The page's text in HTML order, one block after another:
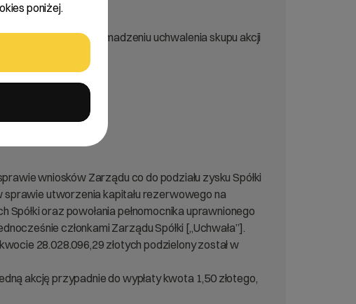
Walnemu Zgromadzeniu uchwalenia skupu akcji
wniosków Zarządu co do podziału zysku Spółki
utworzenia kapitału rezerwowego na
Spółki oraz powołania pełnomocnika uprawnionego
członkami Zarządu Spółki [„Uchwała”].
28.028.096,29 złotych podzielony został w
akcję przypadnie do wypłaty kwota 1,50 złotego,
poniżej.